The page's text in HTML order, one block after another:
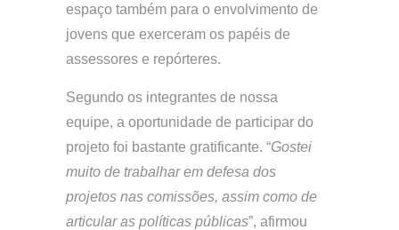
espaço também para o envolvimento de
jovens que exerceram os papéis de
assessores e repórteres.
Segundo os integrantes de nossa
equipe, a oportunidade de participar do
projeto foi bastante gratificante. “Gostei
muito de trabalhar em defesa dos
projetos nas comissões, assim como de
articular as políticas públicas”, afirmou